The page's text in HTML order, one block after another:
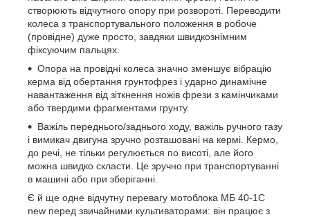
створюють відчутного опору при розвороті. Переводити
колеса з транспортувального положення в робоче
(провідне) дуже просто, завдяки швидкознімним
фіксуючим пальцях.
Опора на провідні колеса значно зменшує вібрацію
керма від обертання грунтофрез і ударно динамічне
навантаження від зіткнення ножів фрези з камінчиками
або твердими фрагментами грунту.
Важіль переднього/заднього ходу, важіль ручного газу
і вимикач двигуна зручно розташовані на кермі. Кермо,
до речі, не тільки регулюється по висоті, але його
можна швидко скласти. Це зручно при транспортуванні
в машині або при зберіганні.
Є й ще одне відчутну перевагу мотоблока МБ 40-1С
new перед звичайними культиваторами: він працює з